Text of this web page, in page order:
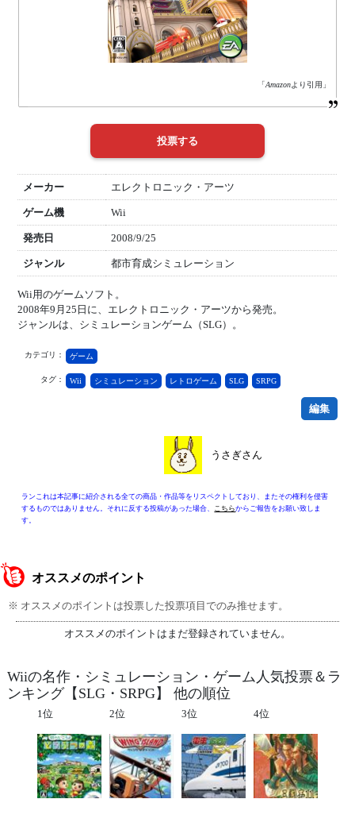
「Amazonより引用」
メーカー エレクトロニック・アーツ
ゲーム機 Wii
発売日 2008/9/25
ジャンル 都市育成シミュレーション
Wii用のゲームソフト。
2008年9月25日に、エレクトロニック・アーツから発売。
ジャンルは、シミュレーションゲーム（SLG）。
カテゴリ： ゲーム
タグ： Wii シミュレーション レトロゲーム SLG SRPG
編集
うさぎさん
ランこれは本記事に紹介される全ての商品・作品等をリスペクトしており、またその権利を侵害
するものではありません。それに反する投稿があった場合、 こちらからご報告をお願い致しま
す。
オススメのポイント
※ オススメのポイントは投票した投票項目でのみ推せます。
オススメのポイントはまだ登録されていません。
Wiiの名作・シミュレーション・ゲーム人気投票＆ラ
ンキング【SLG・SRPG】 他の順位
1位 2位 3位 4位